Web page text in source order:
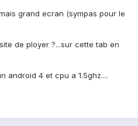
grand ecran (sympas pour le
de ployer ?...sur cette tab en
android 4 et cpu a 1.5ghz....